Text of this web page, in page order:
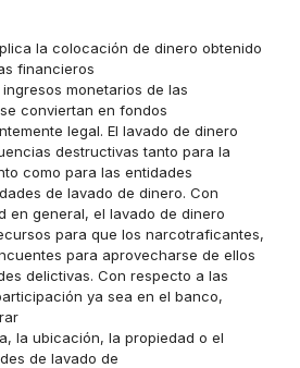
la colocación de dinero obtenido
financieros
monetarios de las
conviertan en fondos
legal. El lavado de dinero
destructivas tanto para la
como para las entidades
de lavado de dinero. Con
en general, el lavado de dinero
para que los narcotraficantes,
para aprovecharse de ellos
delictivas. Con respecto a las
ya sea en el banco,
la ubicación, la propiedad o el
de lavado de